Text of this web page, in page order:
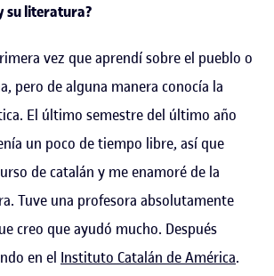
su literatura?
vez que aprendí sobre el pueblo o
pero de alguna manera conocía la
El último semestre del último año
un poco de tiempo libre, así que
de catalán y me enamoré de la
Tuve una profesora absolutamente
creo que ayudó mucho. Después
en el Instituto Catalán de América.